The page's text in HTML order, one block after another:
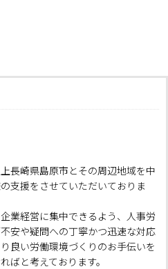
長崎県島原市とその周辺地域を中
支援をさせていただいておりま
業経営に集中できるよう、人事労
安や疑問への丁寧かつ迅速な対応
良い労働環境づくりのお手伝いを
ばと考えております。